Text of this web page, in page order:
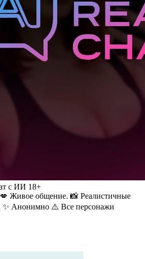
с ИИ 18+
Живое общение. 📸 Реалистичные
✨ Анонимно ⚠️ Все персонажи